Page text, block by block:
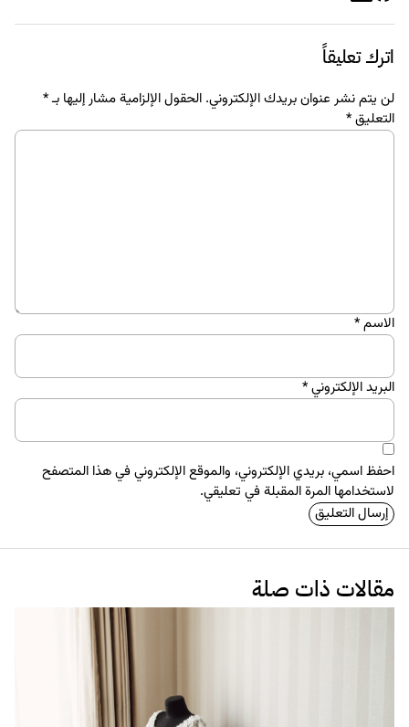
اترك تعليقاً
لن يتم نشر عنوان بريدك الإلكتروني. الحقول الإلزامية مشار إليها بـ*
التعليق*
الاسم*
البريد الإلكتروني*
احفظ اسمي، بريدي الإلكتروني، والموقع الإلكتروني في هذا المتصفح
لاستخدامها المرة المقبلة في تعليقي.
مقالات ذات صلة